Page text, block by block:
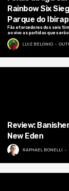
Rainbow Six
Parque do
Fãs e torcedores dos seis
ao vivo as partidas que
LUIZ BELONIO
Review:
New Eden
RAPHAEL BONELLI